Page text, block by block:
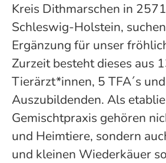
Kreis Dithmarschen in
Schleswig-Holstein,
Ergänzung für unser
Zurzeit besteht dieses aus
Tierärzt*innen, 5 TFA´s
Auszubildenden. Als
Gemischtpraxis gehören
und Heimtiere, sondern
und kleinen Wiederkäuer